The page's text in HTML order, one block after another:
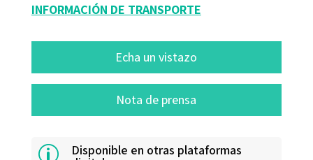
INFORMACIÓN DE TRANSPORTE
Echa un vistazo
Nota de prensa
p Disponible en otras plataformas